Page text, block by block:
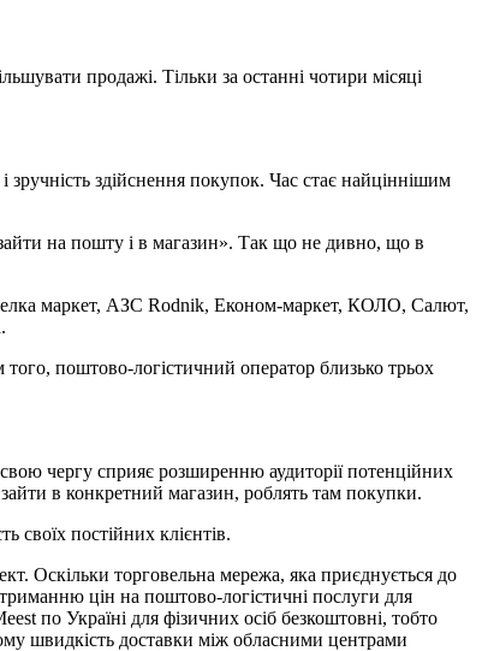
продажі. Тільки за останні чотири місяці
зручність здійснення покупок. Час стає найціннішим
на пошту і в магазин». Так що не дивно, що в
маркет, АЗС Rodnik, Економ-маркет, КОЛО, Салют,
поштово-логістичний оператор близько трьох
чергу сприяє розширенню аудиторії потенційних
в конкретний магазин, роблять там покупки.
своїх постійних клієнтів.
Оскільки торговельна мережа, яка приєднується до
цін на поштово-логістичні послуги для
по Україні для фізичних осіб безкоштовні, тобто
швидкість доставки між обласними центрами